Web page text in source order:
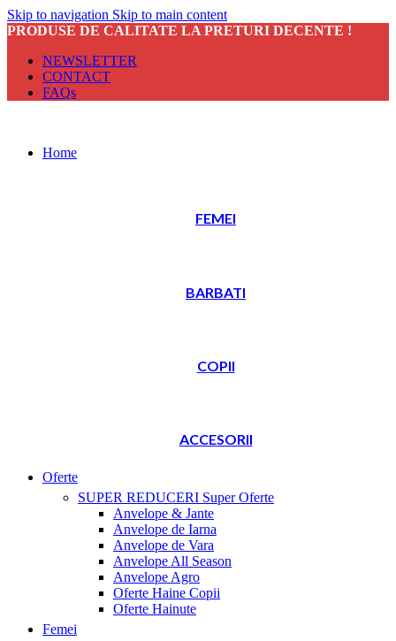
Skip to navigation Skip to main content
PRODUSE DE CALITATE LA PRETURI DECENTE !
NEWSLETTER
CONTACT
FAQs
Home
FEMEI
BARBATI
COPII
ACCESORII
Oferte
SUPER REDUCERI Super Oferte
Anvelope & Jante
Anvelope de Iarna
Anvelope de Vara
Anvelope All Season
Anvelope Agro
Oferte Haine Copii
Oferte Hainute
Femei